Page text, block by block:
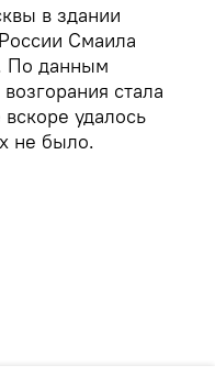
в здании
Смаила
По данным
стала
удалось
не было.